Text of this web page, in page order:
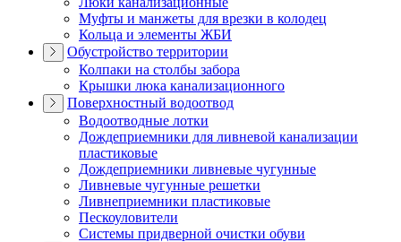
Муфты и манжеты для врезки в колодец
Кольца и элементы ЖБИ
Обустройство территории
Колпаки на столбы забора
Крышки люка канализационного
Поверхностный водоотвод
Водоотводные лотки
Дождеприемники для ливневой канализации
пластиковые
Дождеприемники ливневые чугунные
Ливневые чугунные решетки
Ливнеприемники пластиковые
Пескоуловители
Системы придверной очистки обуви